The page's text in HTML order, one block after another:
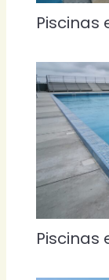
Piscinas
Piscinas